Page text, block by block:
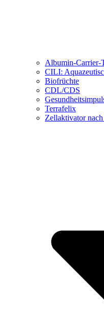
Albumin-Carrier-
CILI:
Biofrüchte
CDL/CDS
Terrafelix
Zellaktivator